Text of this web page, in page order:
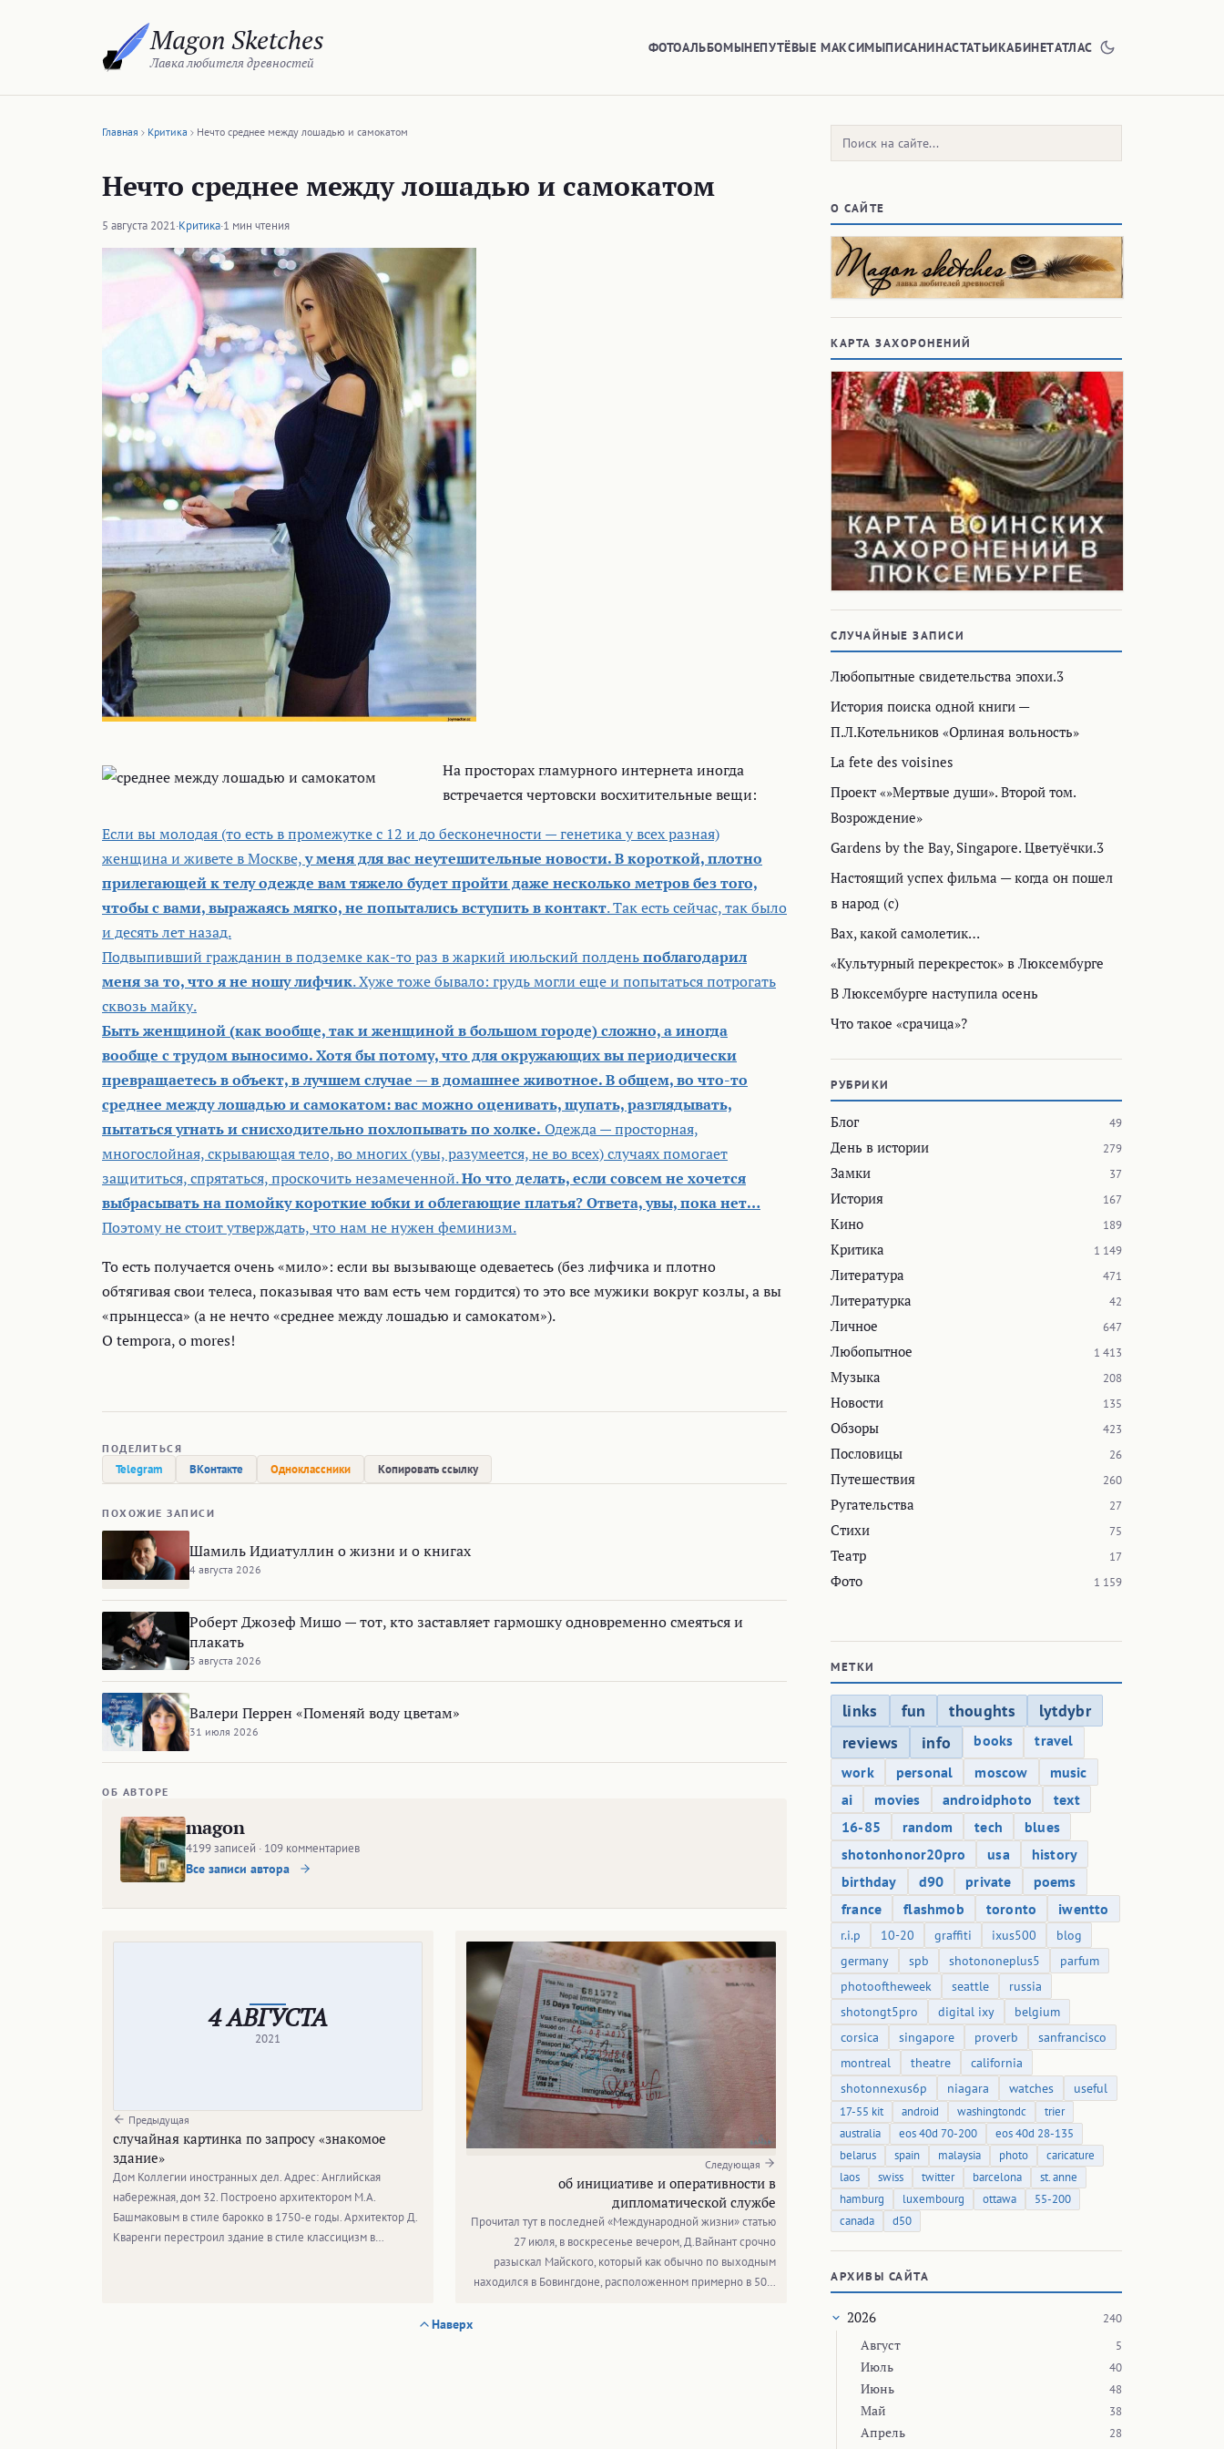
Magon Sketches
Лавка любителя древностей
ФОТОАЛЬБОМЫНЕПУТЁВЫЕ МАКСИМЫПИСАНИНАСТАТЬИКАБИНЕТАТЛАС
Главная Критика Нечто среднее между лошадью и самокатом
Нечто среднее между лошадью и самокатом
5 августа 2021·Критика·1 мин чтения
На просторах гламурного интернета иногда
встречается чертовски восхитительные вещи:
Если вы молодая (то есть в промежутке с 12 и до бесконечности — генетика у всех разная)
женщина и живете в Москве,у меня для вас неутешительные новости. В короткой, плотно
прилегающей к телу одежде вам тяжело будет пройти даже несколько метров без того,
чтобы с вами, выражаясь мягко, не попытались вступить в контакт. Так есть сейчас, так было
и десять лет назад.
Подвыпивший гражданин в подземке как-то раз в жаркий июльский полденьпоблагодарил
меня за то, что я не ношу лифчик. Хуже тоже бывало: грудь могли еще и попытаться потрогать
сквозь майку.
Быть женщиной (как вообще, так и женщиной в большом городе) сложно, а иногда
вообще с трудом выносимо. Хотя бы потому, что для окружающих вы периодически
превращаетесь в объект, в лучшем случае — в домашнее животное. В общем, во что-то
среднее между лошадью и самокатом: вас можно оценивать, щупать, разглядывать,
пытаться угнать и снисходительно похлопывать по холке. Одежда — просторная,
многослойная, скрывающая тело, во многих (увы, разумеется, не во всех) случаях помогает
защититься, спрятаться, проскочить незамеченной.Но что делать, если совсем не хочется
выбрасывать на помойку короткие юбки и облегающие платья? Ответа, увы, пока нет…
Поэтому не стоит утверждать, что нам не нужен феминизм.
То есть получается очень «мило»: если вы вызывающе одеваетесь (без лифчика и плотно
обтягивая свои телеса, показывая что вам есть чем гордится) то это все мужики вокруг козлы, а вы
«прынцесса» (а не нечто «среднее между лошадью и самокатом»).
O tempora, o mores!
ПОДЕЛИТЬСЯ
Telegram ВКонтакте Одноклассники Копировать ссылку
ПОХОЖИЕ ЗАПИСИ
Шамиль Идиатуллин о жизни и о книгах
4 августа 2026
Роберт Джозеф Мишо — тот, кто заставляет гармошку одновременно смеяться и
плакать
3 августа 2026
Валери Перрен «Поменяй воду цветам»
31 июля 2026
ОБ АВТОРЕ
magon
4199 записей · 109 комментариев
Все записи автора
4 АВГУСТА
2021
Предыдущая
случайная картинка по запросу «знакомое
здание»
Дом Коллегии иностранных дел. Адрес: Английская
набережная, дом 32. Построено архитектором М.А.
Башмаковым в стиле барокко в 1750-е годы. Архитектор Д.
Кваренги перестроил здание в стиле классицизм в…
Следующая
об инициативе и оперативности в
дипломатической службе
Прочитал тут в последней «Международной жизни» статью
27 июля, в воскресенье вечером, Д.Вайнант срочно
разыскал Майского, который как обычно по выходным
находился в Бовингдоне, расположенном примерно в 50…
Наверх
Поиск:
О САЙТЕ
КАРТА ЗАХОРОНЕНИЙ
СЛУЧАЙНЫЕ ЗАПИСИ
Любопытные свидетельства эпохи.3
История поиска одной книги —
П.Л.Котельников «Орлиная вольность»
La fete des voisines
Проект «»Мертвые души». Второй том.
Возрождение»
Gardens by the Bay, Singapore. Цветуёчки.3
Настоящий успех фильма — когда он пошел
в народ (с)
Вах, какой самолетик…
«Культурный перекресток» в Люксембурге
В Люксембурге наступила осень
Что такое «срачица»?
РУБРИКИ
Блог 49
День в истории 279
Замки 37
История 167
Кино 189
Критика 1 149
Литература 471
Литературка 42
Личное 647
Любопытное 1 413
Музыка 208
Новости 135
Обзоры 423
Пословицы 26
Путешествия 260
Ругательства 27
Стихи 75
Театр 17
Фото 1 159
МЕТКИ
links fun thoughts
lytdybr
reviews
info books
travel
work
personal moscow
music
ai
movies androidphoto
text
16-85
random tech
blues
shotonhonor20pro
usa
history
birthday
d90 private
poems
france
flashmob toronto iwentto
r.i.p 10-20 graffiti ixus500
blog
germany
spb shotononeplus5
parfum
photooftheweek
seattle
russia
shotongt5pro
digital ixy
belgium
corsica
singapore proverb
sanfrancisco
montreal
theatre
california
shotonnexus6p
niagara watches useful
17-55 kit android washingtondc
trier
australia
eos 40d 70-200
eos 40d 28-135
belarus
spain malaysia photo
caricature
laos
swiss twitter barcelona
st. anne
hamburg
luxembourg ottawa
55-200
canada
d50
АРХИВЫ САЙТА
2026 240
Август 5
Июль 40
Июнь 48
Май 38
Апрель 28